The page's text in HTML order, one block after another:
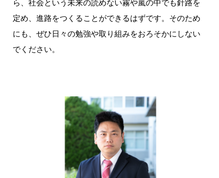
ら、社会という未来の読めない霧や嵐の中でも針路を
定め、進路をつくることができるはずです。そのため
にも、ぜひ日々の勉強や取り組みをおろそかにしない
でください。